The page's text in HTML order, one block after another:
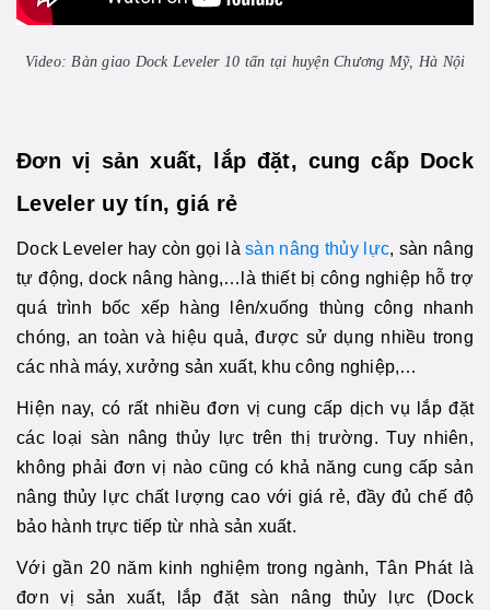
Video: Bàn giao Dock Leveler 10 tấn tại huyện Chương Mỹ, Hà Nội
Đơn vị sản xuất, lắp đặt, cung cấp Dock
Leveler uy tín, giá rẻ
Dock Leveler hay còn gọi làsàn nâng thủy lực, sàn nâng
tự động, dock nâng hàng,…là thiết bị công nghiệp hỗ trợ
quá trình bốc xếp hàng lên/xuống thùng công nhanh
chóng, an toàn và hiệu quả, được sử dụng nhiều trong
các nhà máy, xưởng sản xuất, khu công nghiệp,…
Hiện nay, có rất nhiều đơn vị cung cấp dịch vụ lắp đặt
các loại sàn nâng thủy lực trên thị trường. Tuy nhiên,
không phải đơn vị nào cũng có khả năng cung cấp sản
nâng thủy lực chất lượng cao với giá rẻ, đầy đủ chế độ
bảo hành trực tiếp từ nhà sản xuất.
Với gần 20 năm kinh nghiệm trong ngành, Tân Phát là
đơn vị sản xuất, lắp đặt sàn nâng thủy lực (Dock